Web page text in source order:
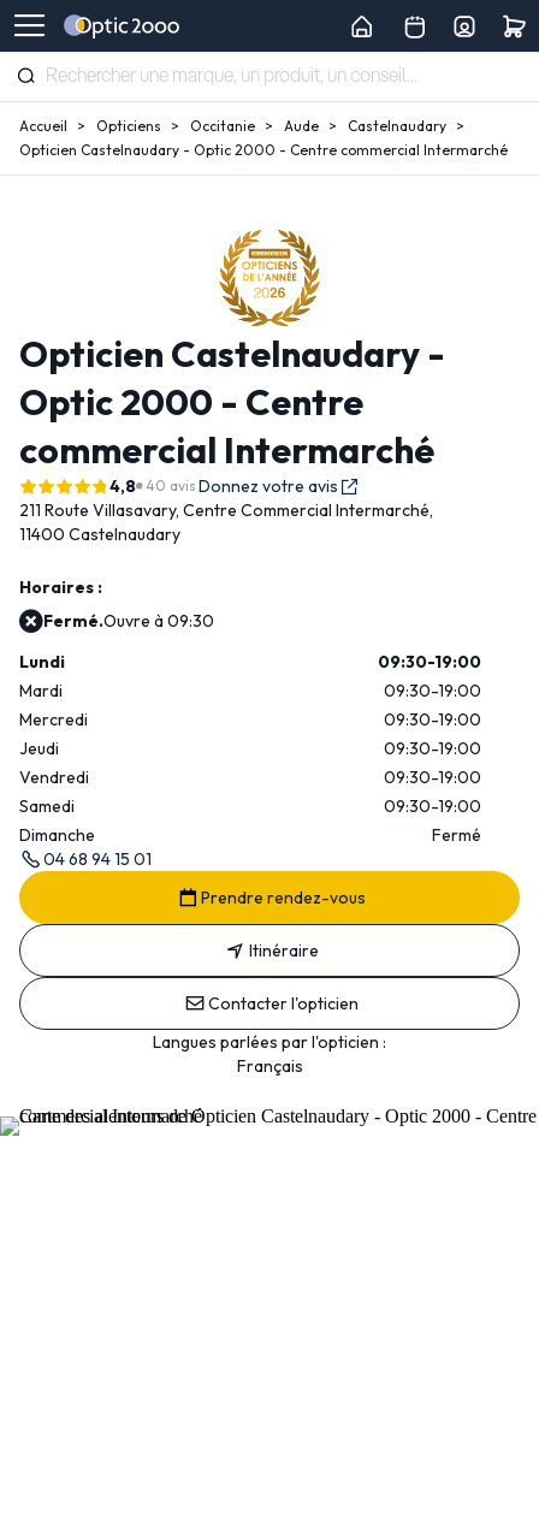
Accueil Opticiens Occitanie Aude
Castelnaudary
Opticien Castelnaudary - Optic 2000 - Centre commercial Intermarché
Opticien Castelnaudary -
Optic 2000 - Centre
commercial Intermarché
4,8 40 avis Donnez votre avis
211 Route Villasavary, Centre Commercial Intermarché,
11400 Castelnaudary
Horaires :
Fermé.Ouvre à 09:30
Lundi
09:30-19:00
Mardi
09:30-19:00
Mercredi
09:30-19:00
Jeudi
09:30-19:00
Vendredi
09:30-19:00
Samedi
09:30-19:00
Dimanche
Fermé
04 68 94 15 01
Prendre rendez-vous
Itinéraire
Contacter l'opticien
Langues parlées par l'opticien :
Français